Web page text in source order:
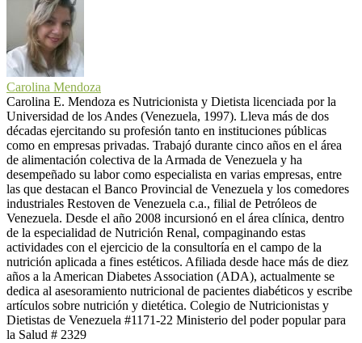
Carolina Mendoza
Carolina E. Mendoza es Nutricionista y Dietista licenciada por la
Universidad de los Andes (Venezuela, 1997). Lleva más de dos
décadas ejercitando su profesión tanto en instituciones públicas
como en empresas privadas. Trabajó durante cinco años en el área
de alimentación colectiva de la Armada de Venezuela y ha
desempeñado su labor como especialista en varias empresas, entre
las que destacan el Banco Provincial de Venezuela y los comedores
industriales Restoven de Venezuela c.a., filial de Petróleos de
Venezuela. Desde el año 2008 incursionó en el área clínica, dentro
de la especialidad de Nutrición Renal, compaginando estas
actividades con el ejercicio de la consultoría en el campo de la
nutrición aplicada a fines estéticos. Afiliada desde hace más de diez
años a la American Diabetes Association (ADA), actualmente se
dedica al asesoramiento nutricional de pacientes diabéticos y escribe
artículos sobre nutrición y dietética. Colegio de Nutricionistas y
Dietistas de Venezuela #1171-22 Ministerio del poder popular para
la Salud # 2329